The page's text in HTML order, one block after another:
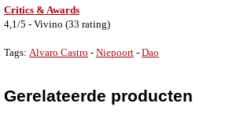
Critics & Awards
4,1/5 - Vivino (33 rating)
Tags: Alvaro Castro - Niepoort - Dao
Gerelateerde producten